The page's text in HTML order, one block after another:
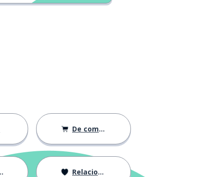
De compras
Relaciones